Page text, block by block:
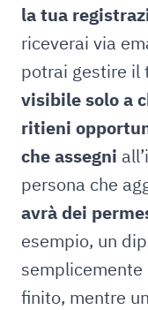
la tua
riceverai via
potrai gestire il
visibile solo a
ritieni
che assegni
persona che
avrà dei
esempio, un
finito, mentre